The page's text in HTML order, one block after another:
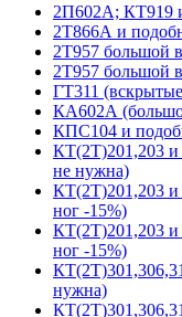
2П602А; КТ919
2Т866А и
2Т957 большой
2Т957 большой
ГТ311
КА602А
КПС104 и
КТ(2Т)201,203 и
не нужна)
КТ(2Т)201,203 и
ног -15%)
КТ(2Т)201,203 и
ног -15%)
нужна)